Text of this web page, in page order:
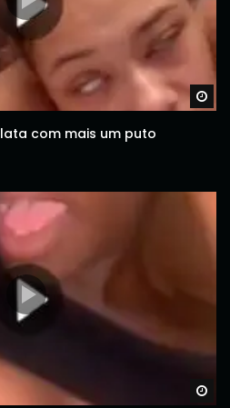
com mais um puto